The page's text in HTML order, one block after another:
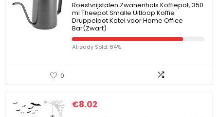
Roestvrijstalen Zwanenhals Koffiepot, 350
ml Theepot Smalle Uitloop Koffie
Druppelpot Ketel voor Home Office
Bar(Zwart)
Already Sold: 84%
0
€8.02